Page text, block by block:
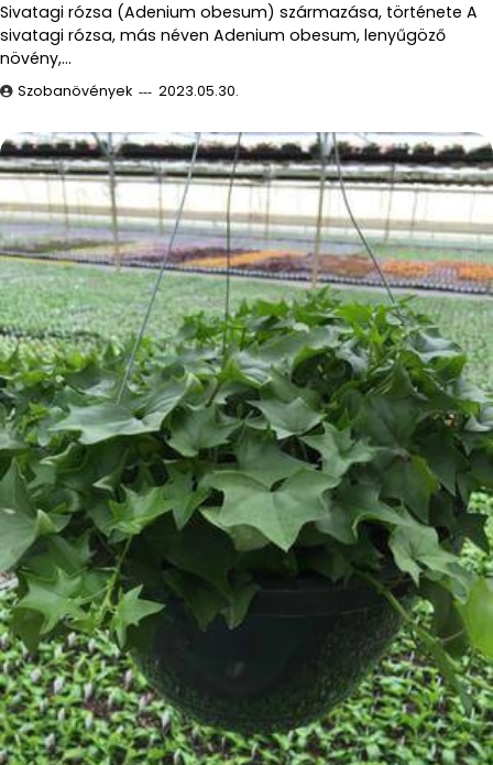
Sivatagi rózsa (Adenium obesum) származása, története A
sivatagi rózsa, más néven Adenium obesum, lenyűgöző
növény,…
Szobanövények 2023.05.30.